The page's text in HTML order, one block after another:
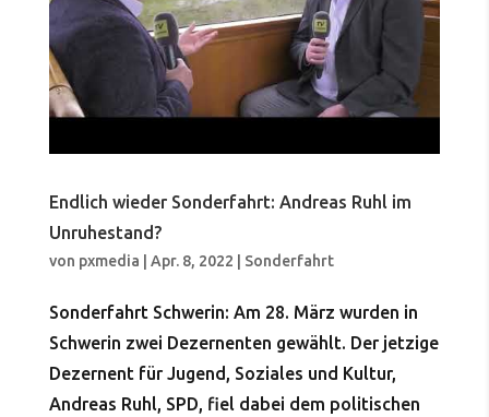
Endlich wieder Sonderfahrt: Andreas Ruhl im
Unruhestand?
von pxmedia Apr. 8, 2022 Sonderfahrt
Sonderfahrt Schwerin: Am 28. März wurden in
Schwerin zwei Dezernenten gewählt. Der jetzige
Dezernent für Jugend, Soziales und Kultur,
Andreas Ruhl, SPD, fiel dabei dem politischen